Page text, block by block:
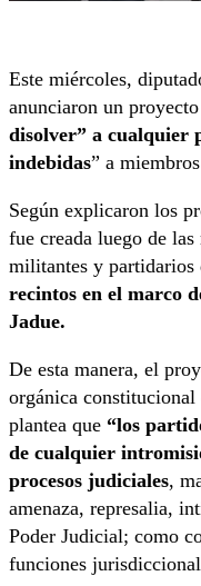
Este miércoles,
anunciaron un
disolver” a cualquier
indebidas” a
Según explicaron los
fue creada luego de
militantes y partidarios
recintos en el marco
Jadue.
De esta manera, el
orgánica
plantea que “los
de cualquier
procesos judiciales,
amenaza, represalia,
Poder Judicial; como
funciones